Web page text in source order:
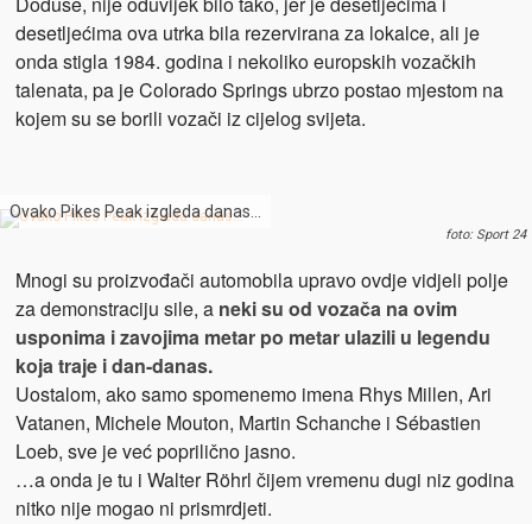
desetljećima ova utrka bila rezervirana za lokalce, ali je
onda stigla 1984. godina i nekoliko europskih vozačkih
talenata, pa je Colorado Springs ubrzo postao mjestom na
kojem su se borili vozači iz cijelog svijeta.
Ovako Pikes Peak izgleda danas…
foto: Sport 24
Mnogi su proizvođači automobila upravo ovdje vidjeli polje
za demonstraciju sile, a neki su od vozača na ovim
usponima i zavojima metar po metar ulazili u legendu
koja traje i dan-danas.
Uostalom, ako samo spomenemo imena Rhys Millen, Ari
Vatanen, Michele Mouton, Martin Schanche i Sébastien
Loeb, sve je već poprilično jasno.
…a onda je tu i Walter Röhrl čijem vremenu dugi niz godina
nitko nije mogao ni prismrdjeti.